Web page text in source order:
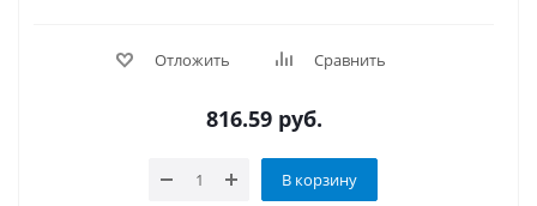
Отложить Сравнить
816.59 руб.
В корзину